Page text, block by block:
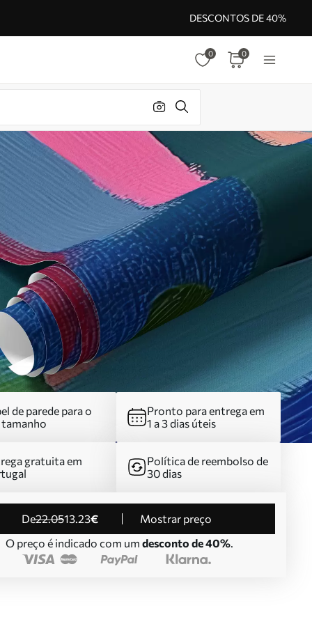
DESCONTOS DE 40%
0 0
de parede para o
tamanho
Pronto para entrega em
1 a 3 dias úteis
gratuita em
Política de reembolso de
30 dias
de22.0513.23€
Mostrar preço
O preço é indicado com um desconto de 40%.